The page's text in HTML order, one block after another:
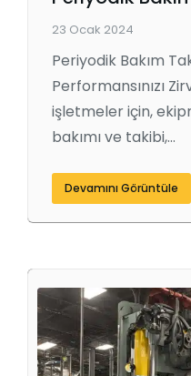
23 Ocak 2024
Periyodik Bakım
Performansınızı
işletmeler için,
bakımı ve takibi,…
Devamını Görüntüle